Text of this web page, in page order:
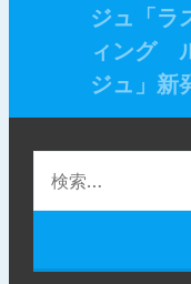
ジュ「ラ
ィング
ジュ」新